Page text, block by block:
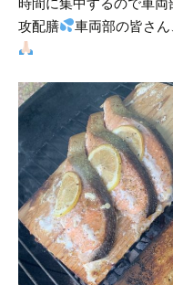
攻配膳
車両部の皆さ